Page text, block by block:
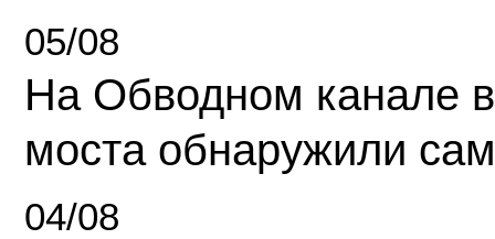
05/08
На Обводном канале
моста обнаружили
04/08